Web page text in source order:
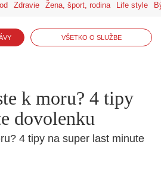
Zdravie Žena, šport, rodina Life style
VŠETKO O SLUŽBE
k moru? 4 tipy
dovolenku
4 tipy na super last minute